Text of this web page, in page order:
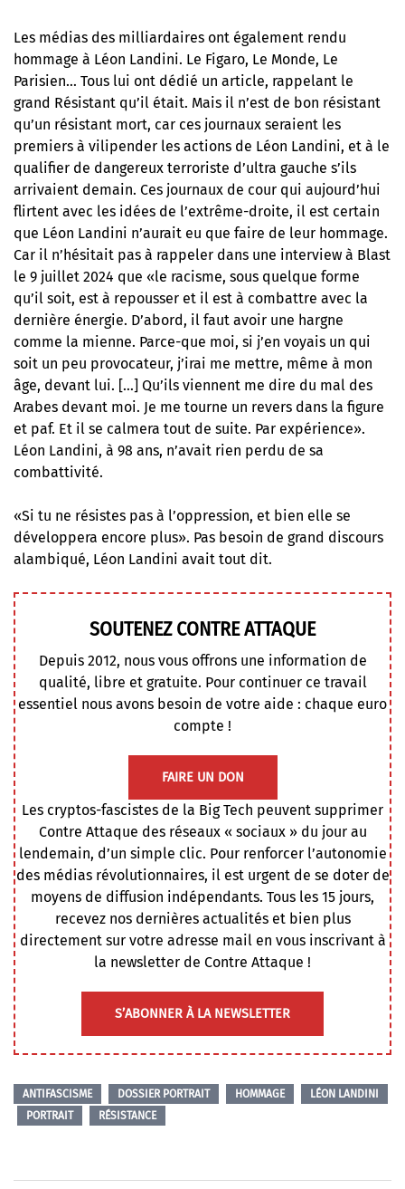
Les médias des milliardaires ont également rendu
hommage à Léon Landini. Le Figaro, Le Monde, Le
Parisien… Tous lui ont dédié un article, rappelant le
grand Résistant qu’il était. Mais il n’est de bon résistant
qu’un résistant mort, car ces journaux seraient les
premiers à vilipender les actions de Léon Landini, et à le
qualifier de dangereux terroriste d’ultra gauche s’ils
arrivaient demain. Ces journaux de cour qui aujourd’hui
flirtent avec les idées de l’extrême-droite, il est certain
que Léon Landini n’aurait eu que faire de leur hommage.
Car il n’hésitait pas à rappeler dans une interview à Blast
le 9 juillet 2024 que «le racisme, sous quelque forme
qu’il soit, est à repousser et il est à combattre avec la
dernière énergie. D’abord, il faut avoir une hargne
comme la mienne. Parce-que moi, si j’en voyais un qui
soit un peu provocateur, j’irai me mettre, même à mon
âge, devant lui. […] Qu’ils viennent me dire du mal des
Arabes devant moi. Je me tourne un revers dans la figure
et paf. Et il se calmera tout de suite. Par expérience».
Léon Landini, à 98 ans, n’avait rien perdu de sa
combattivité.
«Si tu ne résistes pas à l’oppression, et bien elle se
développera encore plus». Pas besoin de grand discours
alambiqué, Léon Landini avait tout dit.
SOUTENEZ CONTRE ATTAQUE
Depuis 2012, nous vous offrons une information de
qualité, libre et gratuite. Pour continuer ce travail
essentiel nous avons besoin de votre aide : chaque euro
compte !
FAIRE UN DON
Les cryptos-fascistes de la Big Tech peuvent supprimer
Contre Attaque des réseaux « sociaux » du jour au
lendemain, d’un simple clic. Pour renforcer l’autonomie
des médias révolutionnaires, il est urgent de se doter de
moyens de diffusion indépendants. Tous les 15 jours,
recevez nos dernières actualités et bien plus
directement sur votre adresse mail en vous inscrivant à
la newsletter de Contre Attaque !
S’ABONNER À LA NEWSLETTER
ANTIFASCISME DOSSIER PORTRAIT HOMMAGE
LÉON LANDINI
PORTRAIT
RÉSISTANCE